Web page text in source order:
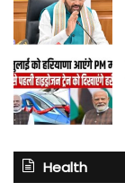
Health